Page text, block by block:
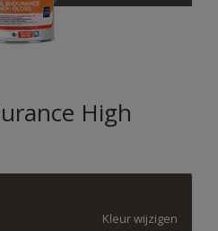
High
Kleur wijzigen